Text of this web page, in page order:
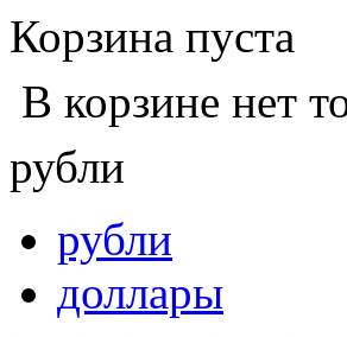
Корзина пуста
В корзине нет
рубли
рубли
доллары